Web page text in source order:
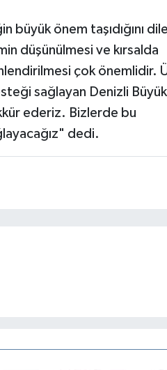
büyük önem taşıdığını dile
düşünülmesi ve kırsalda
çok önemlidir.
sağlayan Denizli
ederiz. Bizlerde bu
dedi.